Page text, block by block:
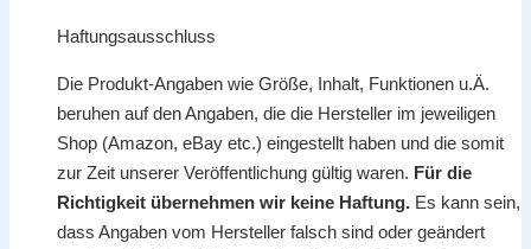
Haftungsausschluss
Die Produkt-Angaben wie Größe, Inhalt, Funktionen u.Ä.
beruhen auf den Angaben, die die Hersteller im jeweiligen
Shop (Amazon, eBay etc.) eingestellt haben und die somit
zur Zeit unserer Veröffentlichung gültig waren. Für die
Richtigkeit übernehmen wir keine Haftung. Es kann sein,
dass Angaben vom Hersteller falsch sind oder geändert